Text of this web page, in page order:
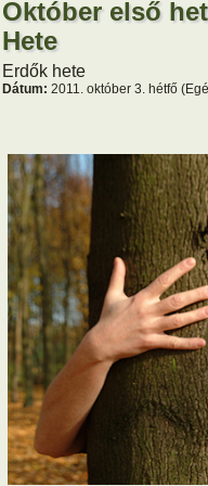
Október első
Hete
Erdők hete
Dátum: 2011. október 3. hétfő